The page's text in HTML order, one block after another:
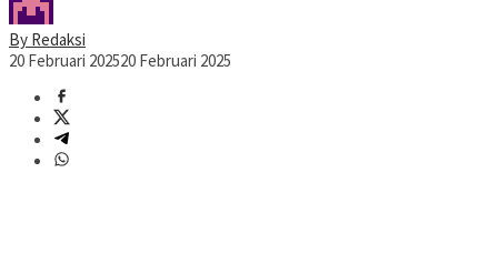
By Redaksi
20 Februari 202520 Februari 2025